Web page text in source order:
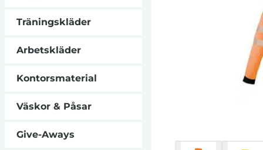
Träningskläder
Arbetskläder
Kontorsmaterial
Väskor & Påsar
Give-Aways
storlek M
(klass 2 som
streckkod.
Instruktioner för
Tillverkaren